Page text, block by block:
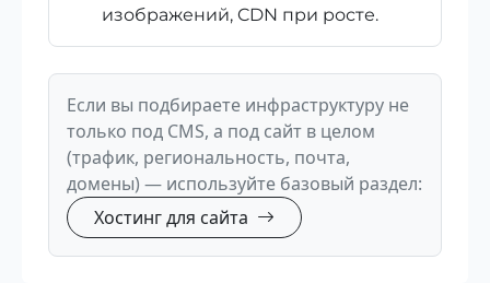
изображений, CDN при росте.
Если вы подбираете инфраструктуру не
только под CMS, а под сайт в целом
(трафик, региональность, почта,
домены) — используйте базовый раздел:
Хостинг для сайта